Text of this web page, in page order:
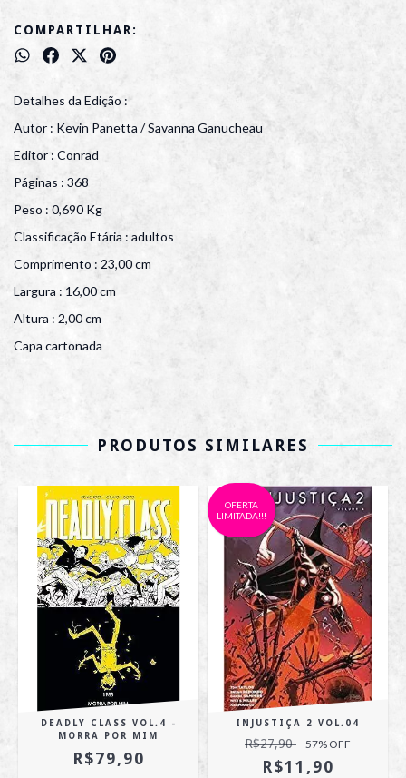
COMPARTILHAR:
Detalhes da Edição :
Autor : Kevin Panetta / Savanna Ganucheau
Editor : Conrad
Páginas : 368
Peso : 0,690 Kg
Classificação Etária : adultos
Comprimento : 23,00 cm
Largura : 16,00 cm
Altura : 2,00 cm
Capa cartonada
PRODUTOS SIMILARES
DEADLY CLASS VOL.4 -
MORRA POR MIM
R$79,90
OFERTA
LIMITADA!!!
INJUSTIÇA 2 VOL.04
R$27,90 57% OFF
R$11,90